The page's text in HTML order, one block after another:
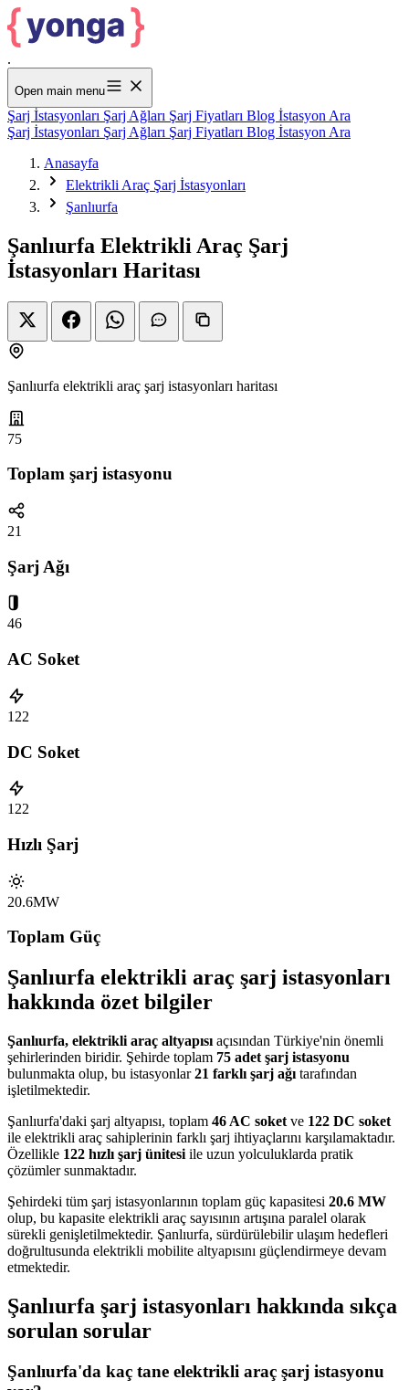
.
Open main menu
Şarj İstasyonları Şarj Ağları Şarj Fiyatları Blog İstasyon Ara
Şarj İstasyonları Şarj Ağları Şarj Fiyatları Blog İstasyon Ara
Anasayfa
Elektrikli Araç Şarj İstasyonları
Şanlıurfa
Şanlıurfa Elektrikli Araç Şarj
İstasyonları Haritası
Şanlıurfa elektrikli araç şarj istasyonları haritası
75
Toplam şarj istasyonu
21
Şarj Ağı
46
AC Soket
122
DC Soket
122
Hızlı Şarj
20.6MW
Toplam Güç
Şanlıurfa elektrikli araç şarj istasyonları
hakkında özet bilgiler
Şanlıurfa, elektrikli araç altyapısı açısından Türkiye'nin önemli
şehirlerinden biridir. Şehirde toplam 75 adet şarj istasyonu
bulunmakta olup, bu istasyonlar21 farklı şarj ağı tarafından
işletilmektedir.
Şanlıurfa'daki şarj altyapısı, toplam 46 AC soket ve 122 DC soket
ile elektrikli araç sahiplerinin farklı şarj ihtiyaçlarını karşılamaktadır.
Özellikle 122 hızlı şarj ünitesi ile uzun yolculuklarda pratik
çözümler sunmaktadır.
Şehirdeki tüm şarj istasyonlarının toplam güç kapasitesi 20.6 MW
olup, bu kapasite elektrikli araç sayısının artışına paralel olarak
sürekli genişletilmektedir. Şanlıurfa, sürdürülebilir ulaşım hedefleri
doğrultusunda elektrikli mobilite altyapısını güçlendirmeye devam
etmektedir.
Şanlıurfa şarj istasyonları hakkında sıkça
sorulan sorular
Şanlıurfa'da kaç tane elektrikli araç şarj istasyonu